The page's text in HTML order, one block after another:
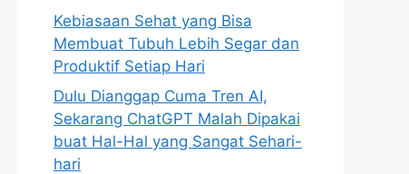
Kebiasaan Sehat yang Bisa
Membuat Tubuh Lebih Segar dan
Produktif Setiap Hari
Dulu Dianggap Cuma Tren AI,
Sekarang ChatGPT Malah Dipakai
buat Hal-Hal yang Sangat Sehari-
hari